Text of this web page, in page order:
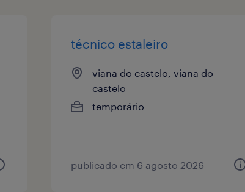
técnico estaleiro
viana do castelo, viana do
castelo
temporário
publicado em 6 agosto 2026